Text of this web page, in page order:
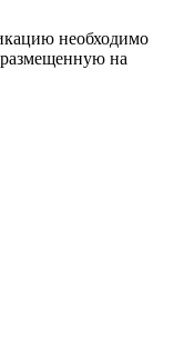
необходимо
на